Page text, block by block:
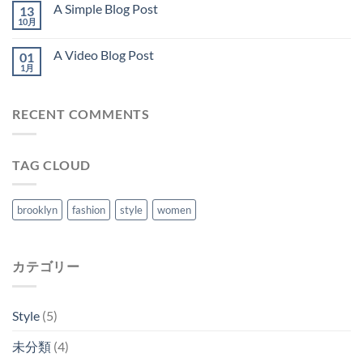
13
10月
A Simple Blog Post
01
1月
A Video Blog Post
RECENT COMMENTS
TAG CLOUD
brooklyn fashion style women
カテゴリー
Style (5)
未分類 (4)